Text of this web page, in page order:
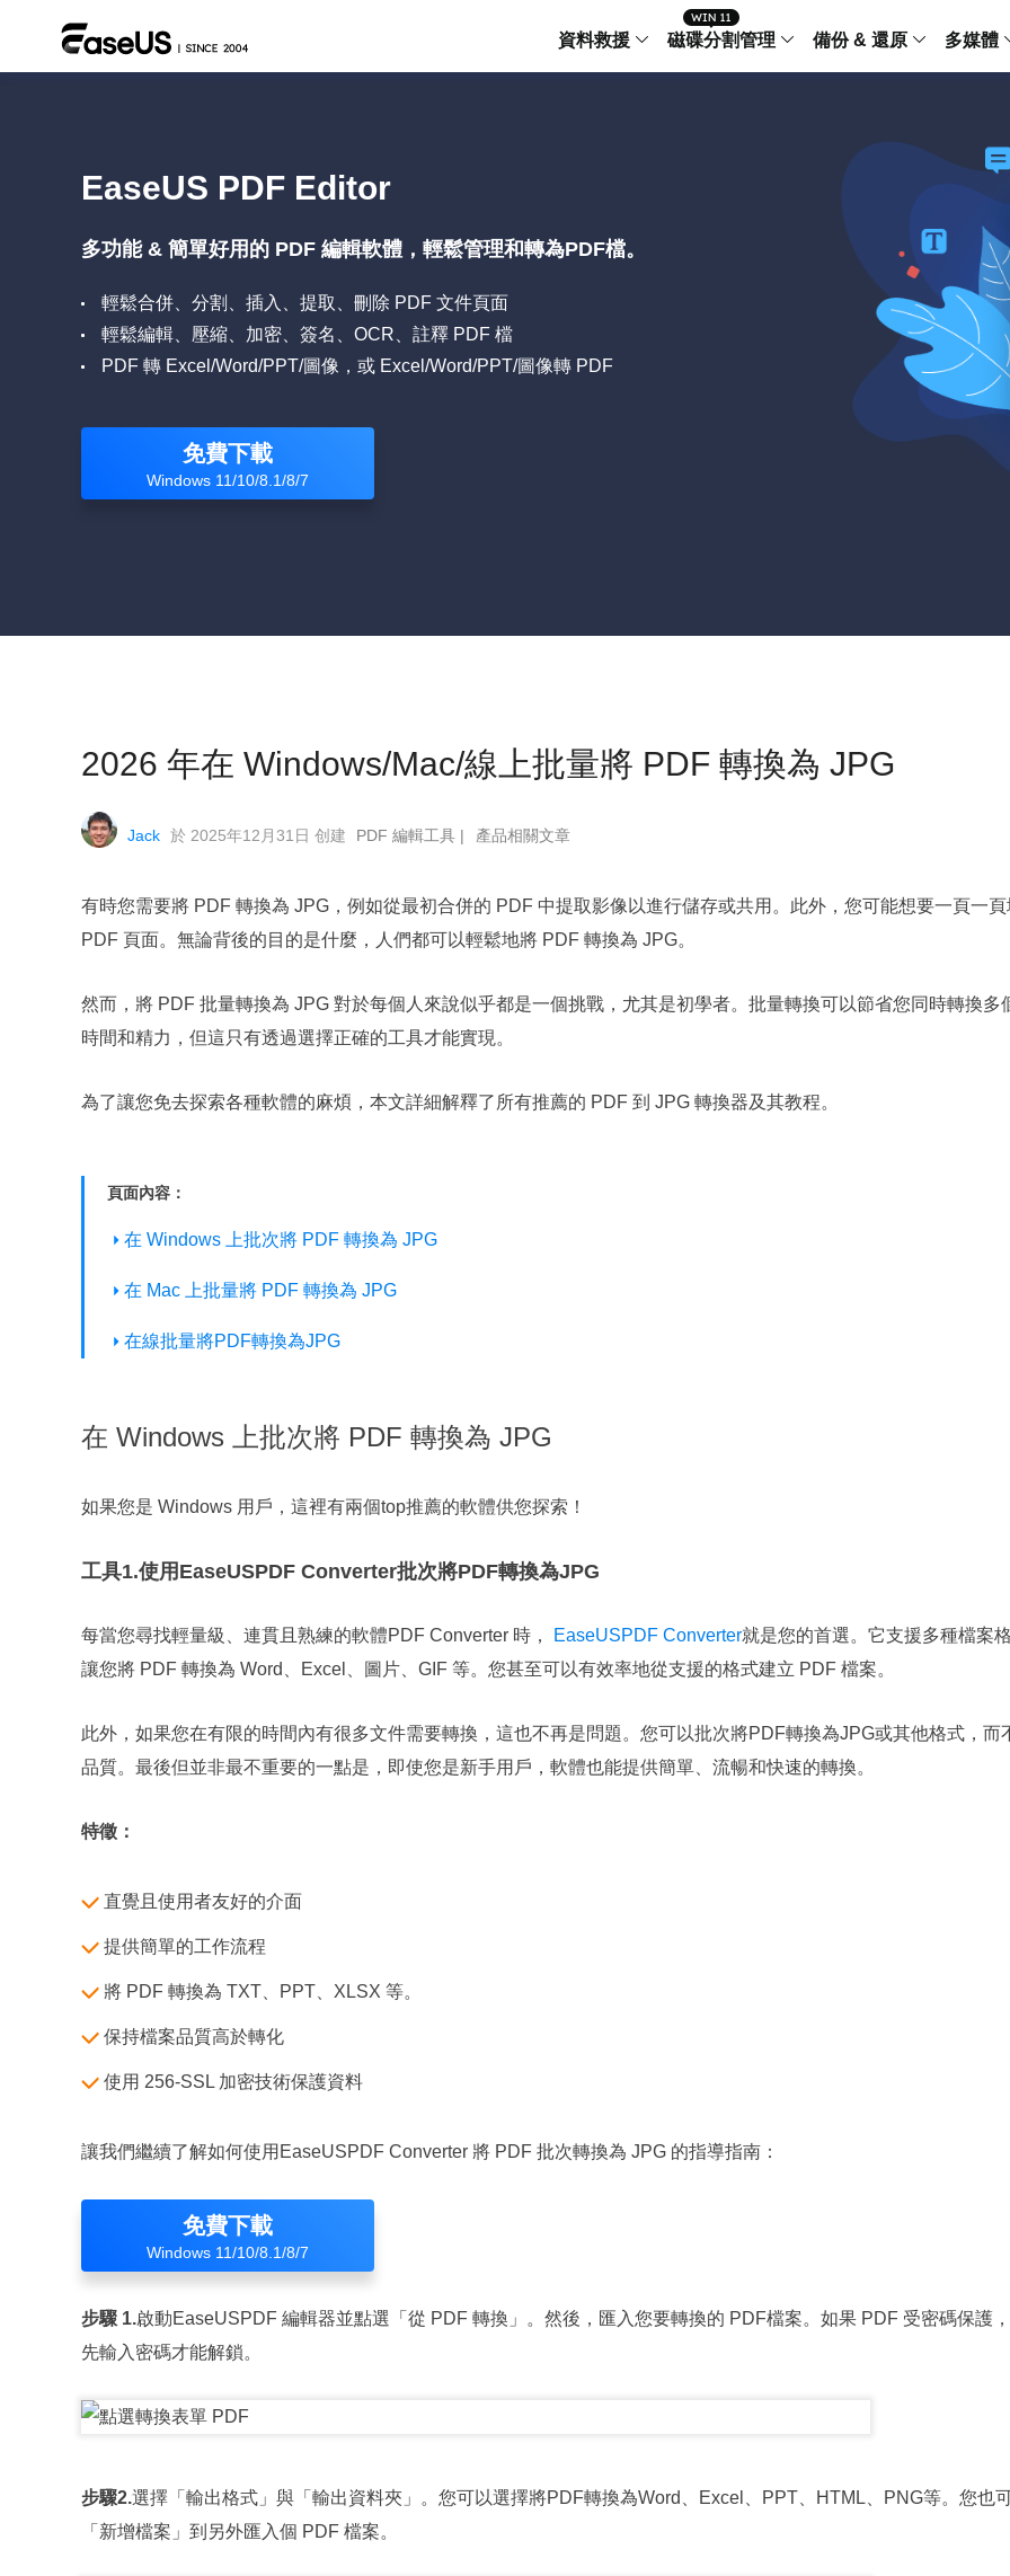
資料救援
MobiSaver (IOS & Android)
Email Recovery
磁碟分割管理
Windows 磁碟分割管理工
Mac 磁碟分割管理工具
Disk Copy
磁碟克隆工具
備份 & 還原
個人
工作
中央控管
集中
多媒體
電腦之間傳
傳輸 IPhone
AppMove
電腦之間轉移
ChatTrans
WhatsApp 傳
OS2Go
Windows To
EaseUS PDF Editor
多功能 & 簡單好用的 PDF 編輯軟體，輕鬆管理和轉為PDF檔。
輕鬆合併、分割、插入、提取、刪除 PDF 文件頁面
輕鬆編輯、壓縮、加密、簽名、OCR、註釋 PDF 檔
PDF 轉 Excel/Word/PPT/圖像，或 Excel/Word/PPT/圖像轉 PDF
免費下載
Windows 11/10/8.1/8/7
2026 年在 Windows/Mac/線上批量將 PDF 轉換為 JPG
Jack 於 2025年12月31日 创建 PDF 編輯工具 | 產品相關文章
有時您需要將 PDF 轉換為 JPG，例如從最初合併的 PDF 中提取影像以進行儲存或共用。此外，您可能想要一頁一
PDF 頁面。無論背後的目的是什麼，人們都可以輕鬆地將 PDF 轉換為 JPG。
然而，將 PDF 批量轉換為 JPG 對於每個人來說似乎都是一個挑戰，尤其是初學者。批量轉換可以節省您同時轉換多
時間和精力，但這只有透過選擇正確的工具才能實現。
為了讓您免去探索各種軟體的麻煩，本文詳細解釋了所有推薦的 PDF 到 JPG 轉換器及其教程。
頁面內容：
在 Windows 上批次將 PDF 轉換為 JPG
在 Mac 上批量將 PDF 轉換為 JPG
在線批量將PDF轉換為JPG
在 Windows 上批次將 PDF 轉換為 JPG
如果您是 Windows 用戶，這裡有兩個top推薦的軟體供您探索！
工具1.使用EaseUSPDF Converter批次將PDF轉換為JPG
每當您尋找輕量級、連貫且熟練的軟體PDF Converter 時， EaseUSPDF Converter就是您的首選。它支援多種檔案
讓您將 PDF 轉換為 Word、Excel、圖片、GIF 等。您甚至可以有效率地從支援的格式建立 PDF 檔案。
此外，如果您在有限的時間內有很多文件需要轉換，這也不再是問題。您可以批次將PDF轉換為JPG或其他格式，而
品質。最後但並非最不重要的一點是，即使您是新手用戶，軟體也能提供簡單、流暢和快速的轉換。
特徵：
直覺且使用者友好的介面
提供簡單的工作流程
將 PDF 轉換為 TXT、PPT、XLSX 等。
保持檔案品質高於轉化
使用 256-SSL 加密技術保護資料
讓我們繼續了解如何使用EaseUSPDF Converter 將 PDF 批次轉換為 JPG 的指導指南：
免費下載
Windows 11/10/8.1/8/7
步驟 1.啟動EaseUSPDF 編輯器並點選「從 PDF 轉換」。然後，匯入您要轉換的 PDF檔案。如果 PDF 受密碼保護
先輸入密碼才能解鎖。
步驟2.選擇「輸出格式」與「輸出資料夾」。您可以選擇將PDF轉換為Word、Excel、PPT、HTML、PNG等。您也
「新增檔案」到另外匯入個 PDF 檔案。